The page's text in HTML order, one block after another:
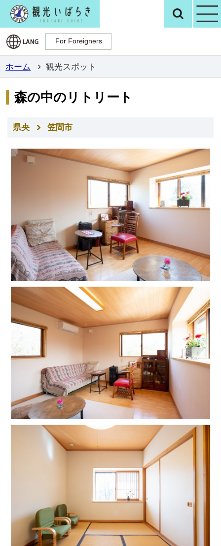
観光いばらき検
For Foreigners
For Foreigners
ホーム 観光スポット
森の中のリトリート
県央 笠間市